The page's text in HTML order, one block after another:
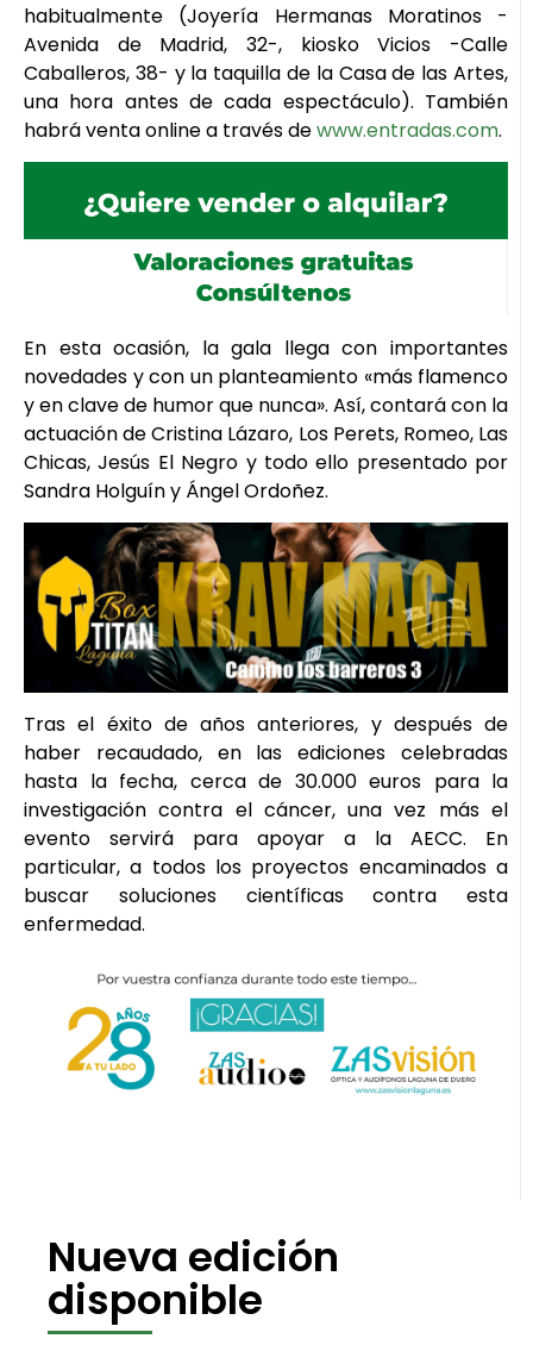
habitualmente (Joyería Hermanas Moratinos -
Avenida de Madrid, 32-, kiosko Vicios -Calle
Caballeros, 38- y la taquilla de la Casa de las Artes,
una hora antes de cada espectáculo). También
habrá venta online a través dewww.entradas.com.
En esta ocasión, la gala llega con importantes
novedades y con un planteamiento «más flamenco
y en clave de humor que nunca». Así, contará con la
actuación de Cristina Lázaro, Los Perets, Romeo, Las
Chicas, Jesús El Negro y todo ello presentado por
Sandra Holguín y Ángel Ordoñez.
Tras el éxito de años anteriores, y después de
haber recaudado, en las ediciones celebradas
hasta la fecha, cerca de 30.000 euros para la
investigación contra el cáncer, una vez más el
evento servirá para apoyar a la AECC. En
particular, a todos los proyectos encaminados a
buscar soluciones científicas contra esta
enfermedad.
Nueva edición
disponible